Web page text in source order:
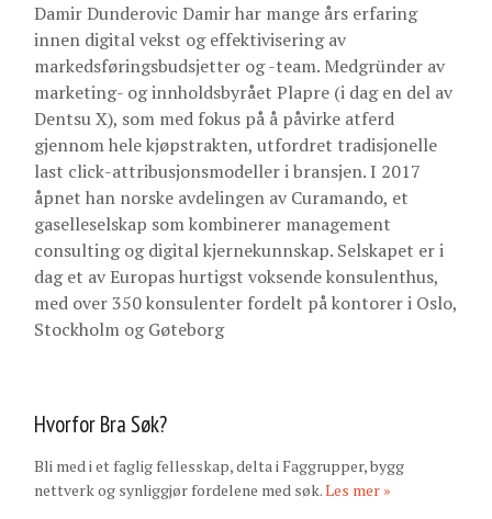
Damir Dunderovic Damir har mange års erfaring
innen digital vekst og effektivisering av
markedsføringsbudsjetter og -team. Medgründer av
marketing- og innholdsbyrået Plapre (i dag en del av
Dentsu X), som med fokus på å påvirke atferd
gjennom hele kjøpstrakten, utfordret tradisjonelle
last click-attribusjonsmodeller i bransjen. I 2017
åpnet han norske avdelingen av Curamando, et
gaselleselskap som kombinerer management
consulting og digital kjernekunnskap. Selskapet er i
dag et av Europas hurtigst voksende konsulenthus,
med over 350 konsulenter fordelt på kontorer i Oslo,
Stockholm og Gøteborg
Hvorfor Bra Søk?
Bli med i et faglig fellesskap, delta i Faggrupper, bygg
nettverk og synliggjør fordelene med søk.Les mer »